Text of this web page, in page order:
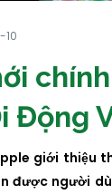
Động
giới thiệu
được người